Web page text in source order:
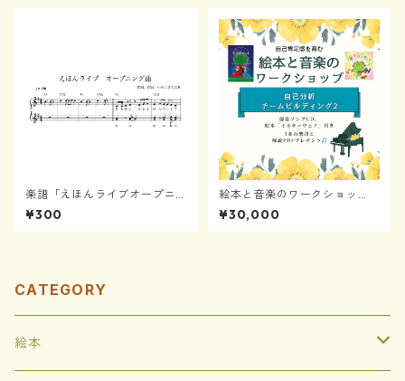
楽譜「えほんライブオープニ
ングソング」
¥300
絵本と音楽のワークショッ
プ〜自己分析とチームビルデ
ィング2
¥30,000
CATEGORY
絵本